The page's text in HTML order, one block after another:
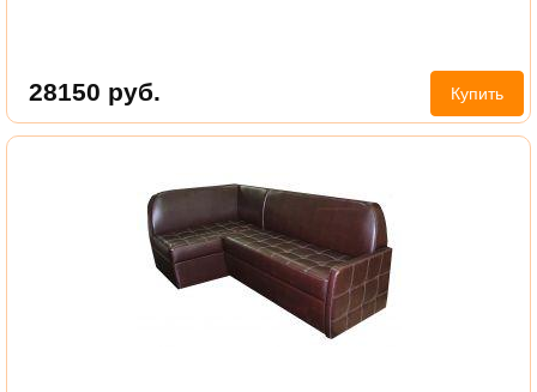
28150 руб. Купить